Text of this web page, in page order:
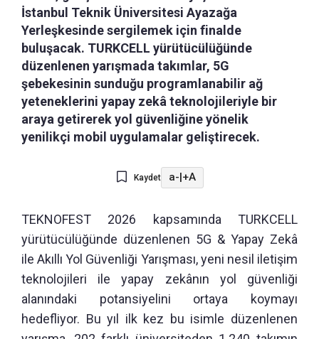
İstanbul Teknik Üniversitesi Ayazağa
Yerleşkesinde sergilemek için finalde
buluşacak. TURKCELL yürütücülüğünde
düzenlenen yarışmada takımlar, 5G
şebekesinin sunduğu programlanabilir ağ
yeteneklerini yapay zekâ teknolojileriyle bir
araya getirerek yol güvenliğine yönelik
yenilikçi mobil uygulamalar geliştirecek.
Kaydet a-|+A
TEKNOFEST 2026 kapsamında TURKCELL
yürütücülüğünde düzenlenen 5G & Yapay Zekâ
ile Akıllı Yol Güvenliği Yarışması, yeni nesil iletişim
teknolojileri ile yapay zekânın yol güvenliği
alanındaki potansiyelini ortaya koymayı
hedefliyor. Bu yıl ilk kez bu isimle düzenlenen